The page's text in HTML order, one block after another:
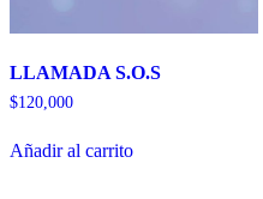
LLAMADA S.O.S
$120,000
Añadir al carrito